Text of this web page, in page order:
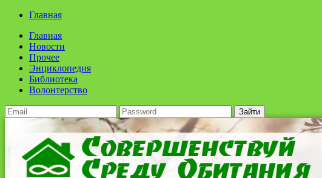
Главная
Главная
Новости
Прочее
Энциклопедия
Библиотека
Волонтерство
Зайти